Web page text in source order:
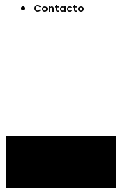
Contacto